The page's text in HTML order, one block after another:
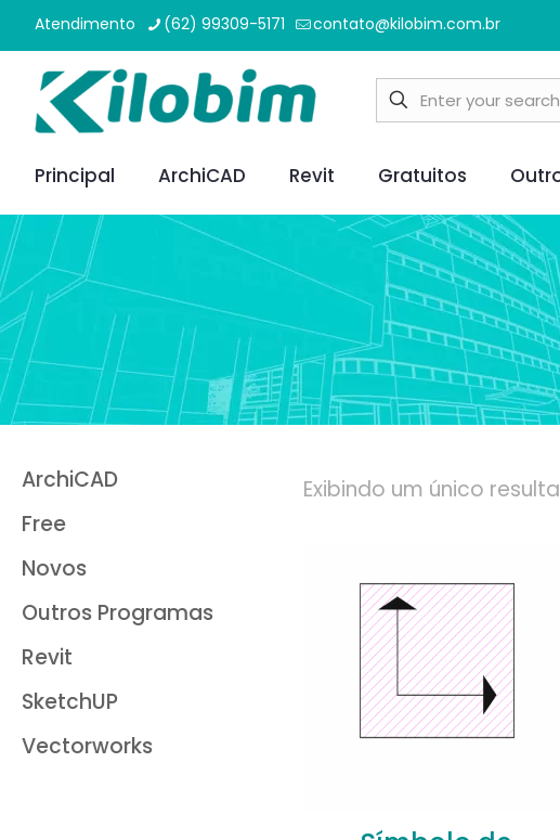
Atendimento (62) 99309-5171 contato@kilobim.com.br
Principal ArchiCAD Revit Gratuitos
Exibindo um único
ArchiCAD
Free
Novos
Outros Programas
Revit
SketchUP
Vectorworks